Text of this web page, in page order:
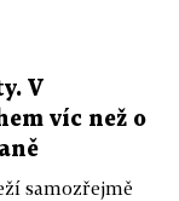
V
víc než o
samozřejmě